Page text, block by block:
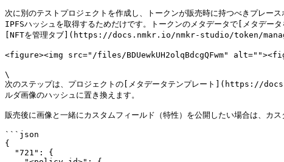
次に別のテストプロジェクトを作成し、トークンが販売時に持つべきプレー
IPFSハッシュを取得するためだけです。トークンのメタデータで[
[NFTを管理タブ](https://docs.nmkr.io/nmkr-studio/token/
<figure><img src="/files/BDUewkUH2olqBdcgQFwm"
\
次のステップは、プロジェクトの[メタデータテンプレート
ルダ画像のハッシュに置き換えます。
販売後に画像と一緒にカスタムフィールド（特性）を公開したい場合は、カ
```json
{